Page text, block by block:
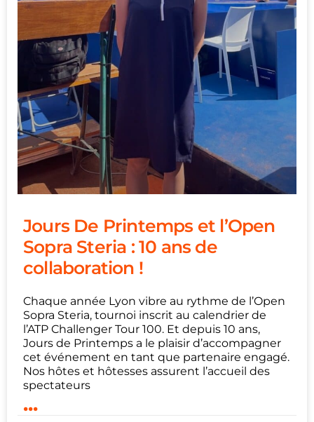
Jours De Printemps et l’Open
Sopra Steria : 10 ans de
collaboration !
Chaque année Lyon vibre au rythme de l’Open
Sopra Steria, tournoi inscrit au calendrier de
l’ATP Challenger Tour 100. Et depuis 10 ans,
Jours de Printemps a le plaisir d’accompagner
cet événement en tant que partenaire engagé.
Nos hôtes et hôtesses assurent l’accueil des
spectateurs
...